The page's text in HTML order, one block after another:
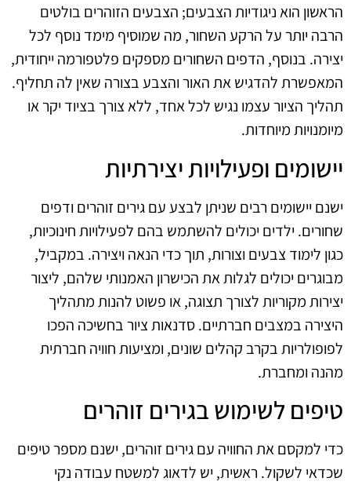
הראשון הוא ניגודיות הצבעים; הצבעים הזוהרים בולטים
הרבה יותר על הרקע השחור, מה שמוסיף מימד נוסף לכל
יצירה. בנוסף, הדפים השחורים מספקים פלטפורמה ייחודית,
המאפשרת להדגיש את האור והצבע בצורה שאין לה תחליף.
תהליך הציור עצמו נגיש לכל אחד, ללא צורך בציוד יקר או
מיומנויות מיוחדות.
יישומים ופעילויות יצירתיות
ישנם יישומים רבים שניתן לבצע עם גירים זוהרים ודפים
שחורים. ילדים יכולים להשתמש בהם לפעילויות חינוכיות,
כגון לימוד צבעים וצורות, תוך כדי הנאה ויצירה. במקביל,
מבוגרים יכולים לגלות את הכישרון האמנותי שלהם, ליצור
יצירות מקוריות לצורך תצוגה, או פשוט להנות מתהליך
היצירה במצבים חברתיים. סדנאות ציור בחשיכה הפכו
לפופולריות בקרב קהלים שונים, ומציעות חוויה חברתית
מהנה ומחברת.
טיפים לשימוש בגירים זוהרים
כדי למקסם את החוויה עם גירים זוהרים, ישנם מספר טיפים
שכדאי לשקול. ראשית, יש לדאוג למשטח עבודה נקי